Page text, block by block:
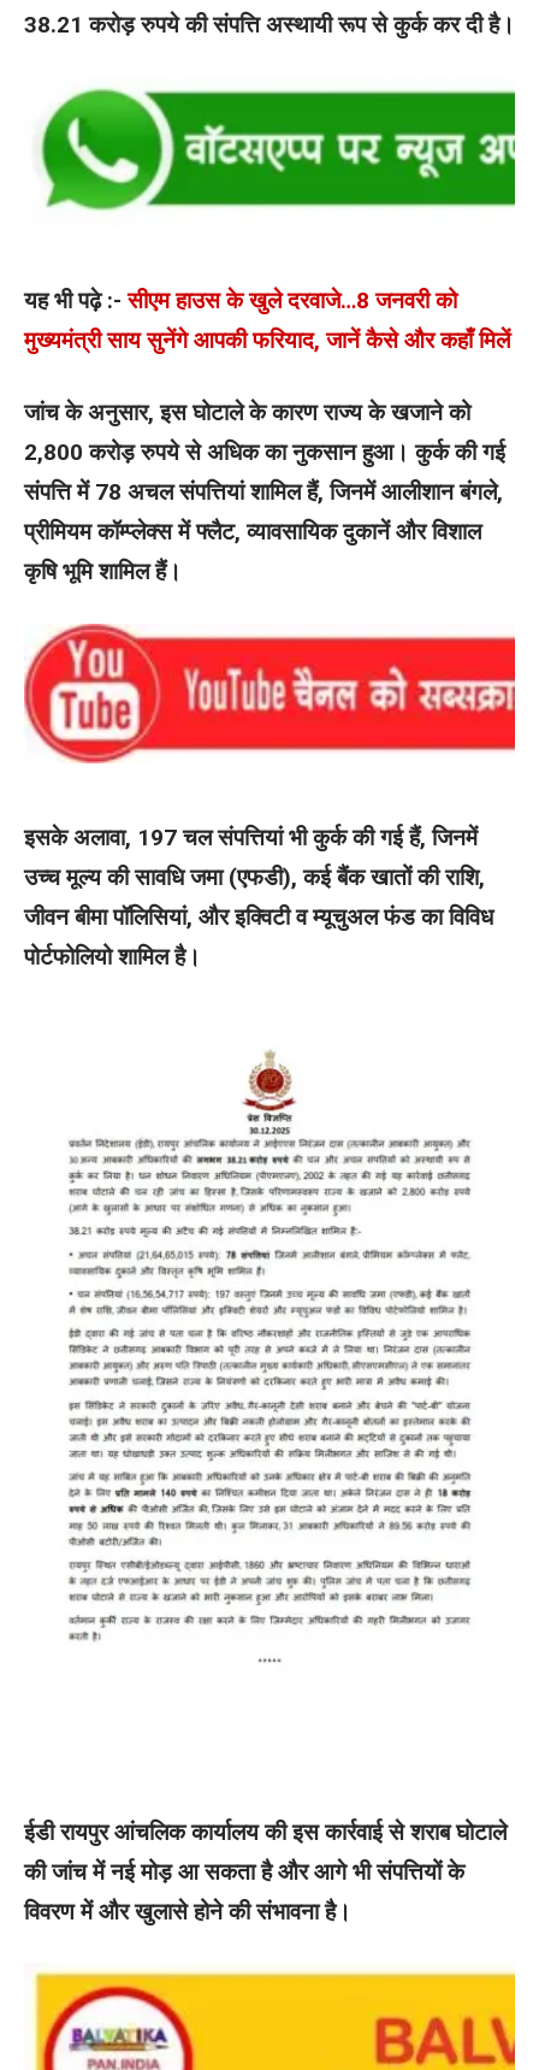
38.21 करोड़ रुपये की संपत्ति अस्थायी रूप से कुर्क कर दी है।
यह भी पढ़े :-सीएम हाउस के खुले दरवाजे…8 जनवरी को
मुख्यमंत्री साय सुनेंगे आपकी फरियाद, जानें कैसे और कहाँ मिलें
जांच के अनुसार, इस घोटाले के कारण राज्य के खजाने को
2,800 करोड़ रुपये से अधिक का नुकसान हुआ। कुर्क की गई
संपत्ति में 78 अचल संपत्तियां शामिल हैं, जिनमें आलीशान बंगले,
प्रीमियम कॉम्प्लेक्स में फ्लैट, व्यावसायिक दुकानें और विशाल
कृषि भूमि शामिल हैं।
इसके अलावा, 197 चल संपत्तियां भी कुर्क की गई हैं, जिनमें
उच्च मूल्य की सावधि जमा (एफडी), कई बैंक खातों की राशि,
जीवन बीमा पॉलिसियां, और इक्विटी व म्यूचुअल फंड का विविध
पोर्टफोलियो शामिल है।
ईडी रायपुर आंचलिक कार्यालय की इस कार्रवाई से शराब घोटाले
की जांच में नई मोड़ आ सकता है और आगे भी संपत्तियों के
विवरण में और खुलासे होने की संभावना है।